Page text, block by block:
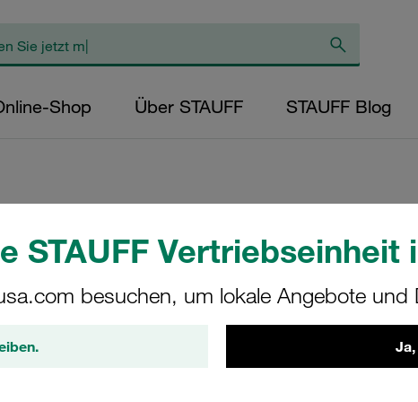
STAUFF Vertriebseinheit
besuchen, um lokale Angebote und
Shop Über STAUFF STAUFF Blog
Anschweißplatte,
Edelstahl V2A
SPV-5-M-W4
STAUFF Materialnr.